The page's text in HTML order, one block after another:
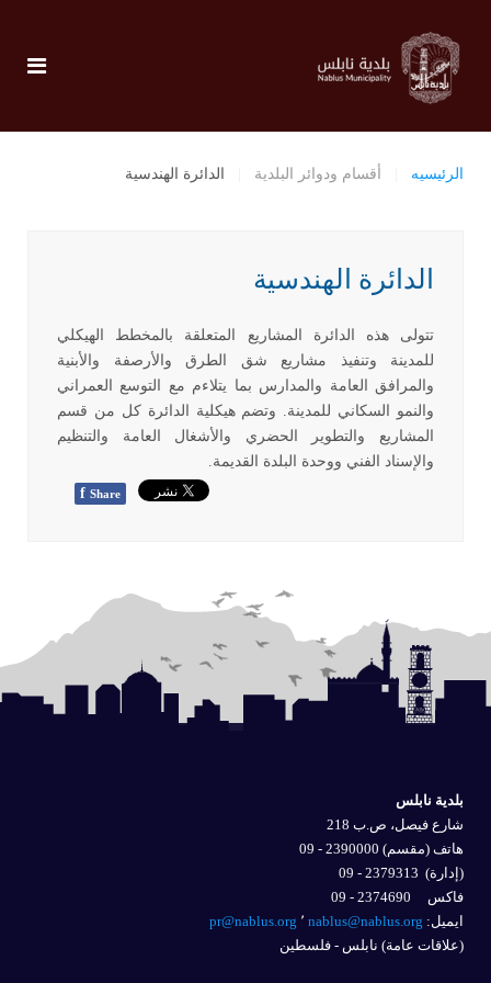
الرئيسيه أقسام ودوائر البلدية الدائرة الهندسية
الدائرة الهندسية
تتولى هذه الدائرة المشاريع المتعلقة بالمخطط الهيكلي
للمدينة وتنفيذ مشاريع شق الطرق والأرصفة والأبنية
والمرافق العامة والمدارس بما يتلاءم مع التوسع العمراني
والنمو السكاني للمدينة. وتضم هيكلية الدائرة كل من قسم
المشاريع والتطوير الحضري والأشغال العامة والتنظيم
والإسناد الفني ووحدة البلدة القديمة.
f Share
بلدية نابلس
شارع فيصل، ص.ب 218
هاتف (مقسم) 2390000 - 09
(إدارة)
فاكس 2374690 - 09
ايميل: nablus@nablus.org
pr@nablus.org
(علاقات عامة) نابلس - فلسطين